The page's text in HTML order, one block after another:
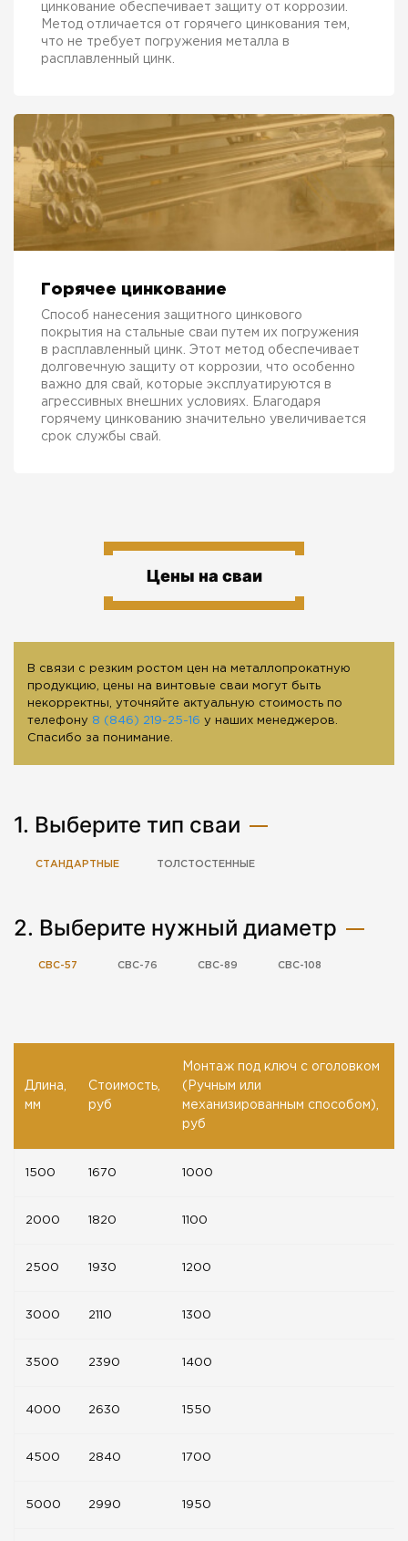
цинкование обеспечивает защиту от коррозии.
Метод отличается от горячего цинкования тем,
что не требует погружения металла в
расплавленный цинк.
Горячее цинкование
Способ нанесения защитного цинкового
покрытия на стальные сваи путем их погружения
в расплавленный цинк. Этот метод обеспечивает
долговечную защиту от коррозии, что особенно
важно для свай, которые эксплуатируются в
агрессивных внешних условиях. Благодаря
горячему цинкованию значительно увеличивается
срок службы свай.
Цены на сваи
В связи с резким ростом цен на металлопрокатную
продукцию, цены на винтовые сваи могут быть
некорректны, уточняйте актуальную стоимость по
телефону 8 (846) 219-25-16 у наших менеджеров.
Спасибо за понимание.
1. Выберите тип сваи
2. Выберите нужный диаметр
СТАНДАРТНЫЕ ТОЛСТОСТЕННЫЕ
СВС-57 СВС-76 СВС-89 СВС-108
Длина,
мм
Стоимость,
руб
Монтаж под ключ с оголовком
(Ручным или
механизированным способом),
руб
1500 1670 1000
2000 1820 1100
2500 1930 1200
3000 2110 1300
3500 2390 1400
4000 2630 1550
4500 2840 1700
5000 2990 1950